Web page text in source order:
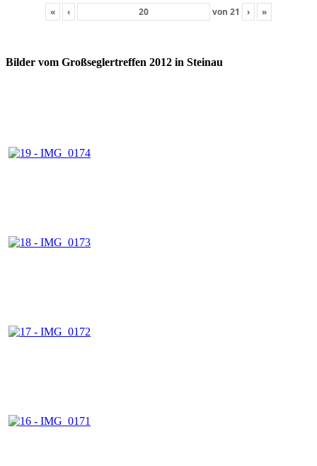
« ‹ von 21 › »
Bilder vom Großseglertreffen 2012 in Steinau